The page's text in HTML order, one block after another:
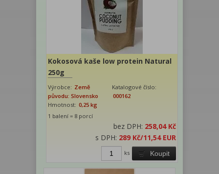
Kokosová kaše low protein Natural
250g
Výrobce: Země
původu: Slovensko
Katalogové číslo:
000162
Hmotnost: 0,25 kg
1 balení = 8 porcí
bez DPH: 258,04 Kč
s DPH: 289 Kč/11,54 EUR
Koupit
ks